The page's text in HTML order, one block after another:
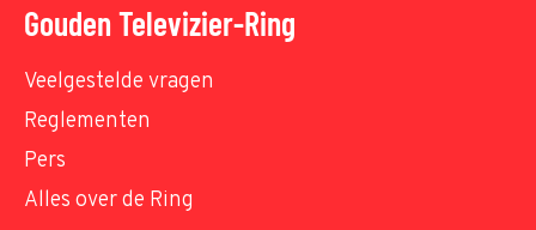
Gouden Televizier-Ring
Veelgestelde vragen
Reglementen
Pers
Alles over de Ring